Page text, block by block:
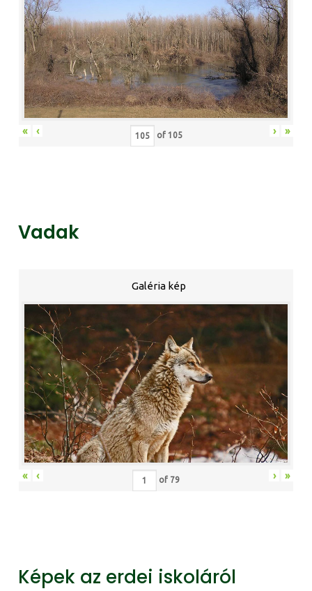
« ‹ of 105 › »
Vadak
Galéria kép
« ‹ of 79 › »
Képek az erdei iskoláról